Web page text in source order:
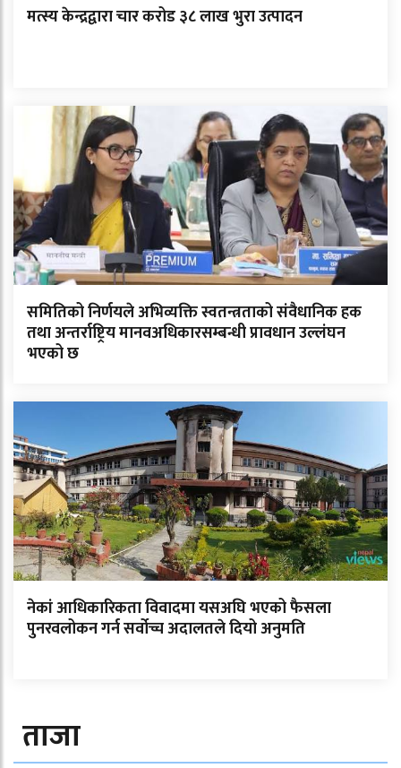
मत्स्य केन्द्रद्वारा चार करोड ३८ लाख भुरा उत्पादन
समितिको निर्णयले अभिव्यक्ति स्वतन्त्रताको संवैधानिक हक
तथा अन्तर्राष्ट्रिय मानवअधिकारसम्बन्धी प्रावधान उल्लंघन
भएको छ
नेकां आधिकारिकता विवादमा यसअघि भएको फैसला
पुनरवलोकन गर्न सर्वोच्च अदालतले दियो अनुमति
ताजा